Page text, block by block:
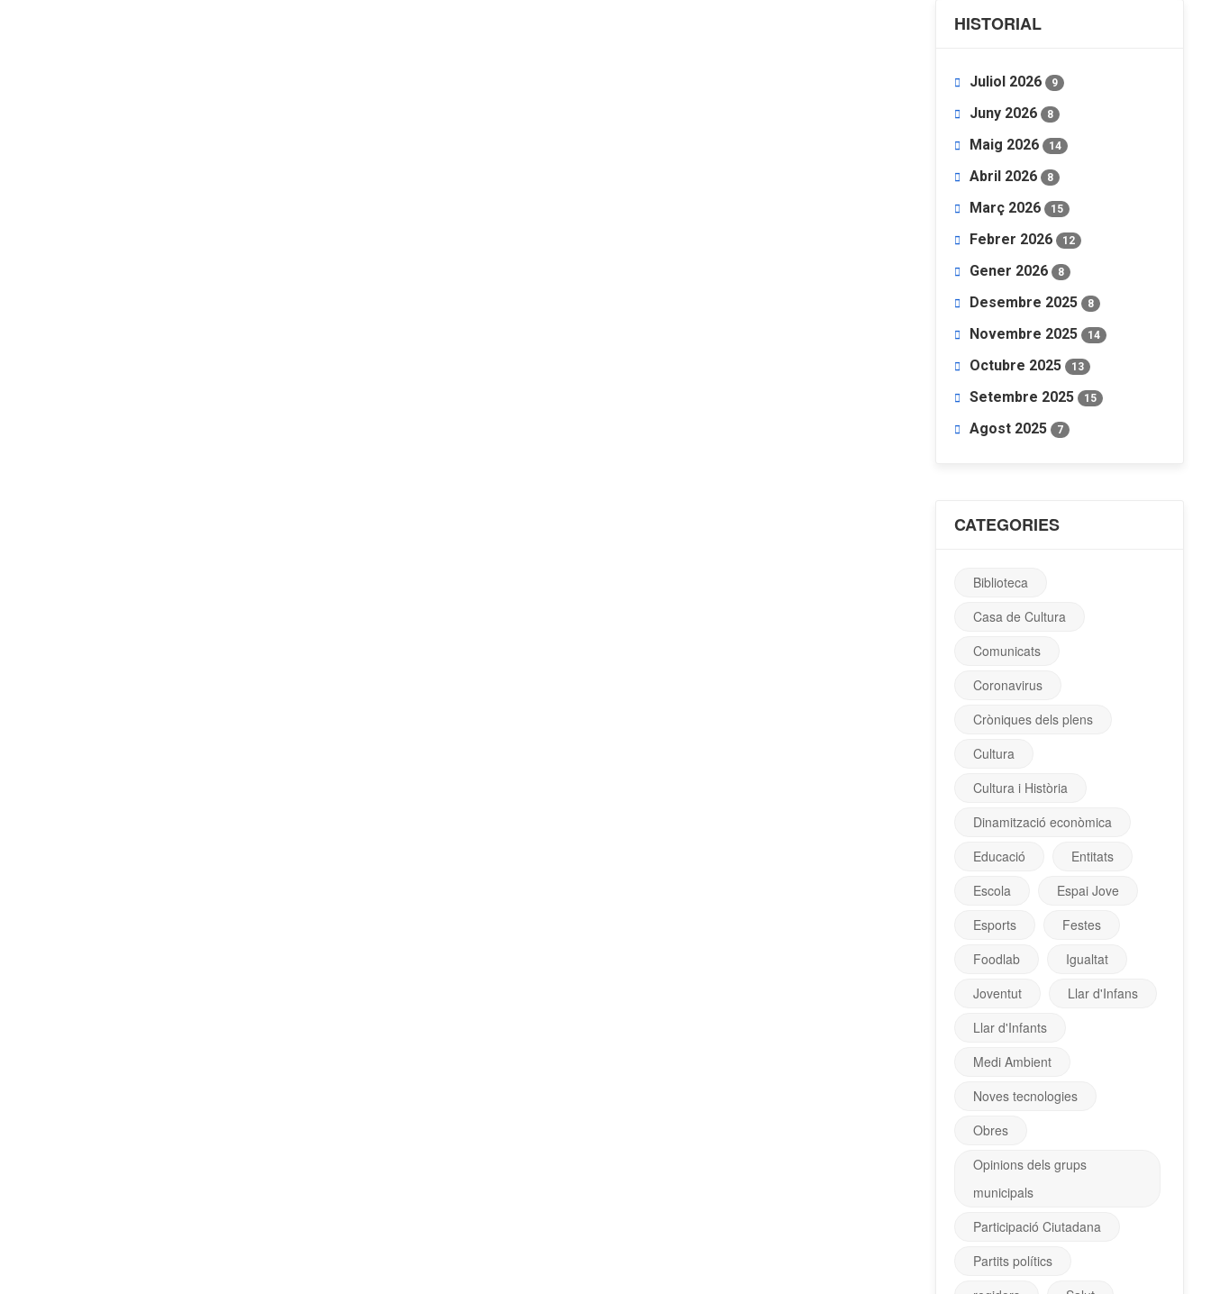
HISTORIAL
Juliol 2026 9
Juny 2026 8
Maig 2026 14
Abril 2026 8
Març 2026 15
Febrer 2026 12
Gener 2026 8
Desembre 2025 8
Novembre 2025 14
Octubre 2025 13
Setembre 2025 15
Agost 2025 7
CATEGORIES
Biblioteca
Casa de Cultura
Comunicats
Coronavirus
Cròniques dels plens
Cultura
Cultura i Història
Dinamització econòmica
Educació
Entitats
Escola
Espai Jove
Esports
Festes
Foodlab
Igualtat
Joventut
Llar d'Infans
Llar d'Infants
Medi Ambient
Noves tecnologies
Obres
Opinions dels grups
municipals
Participació Ciutadana
Partits polítics